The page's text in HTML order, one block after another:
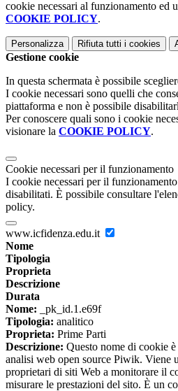
cookie necessari al funzionamento ed
COOKIE POLICY.
Personalizza Rifiuta tutti i cookies
Gestione cookie
In questa schermata è possibile
I cookie necessari sono quelli che
piattaforma e non è possibile
Per conoscere quali sono i cookie
visionare la COOKIE POLICY.
Cookie necessari per il funzionamento
I cookie necessari per il
disabilitati. È possibile consultare
policy.
www.icfidenza.edu.it
Nome
Tipologia
Proprieta
Descrizione
Durata
Nome: _pk_id.1.e69f
Tipologia: analitico
Proprieta: Prime Parti
Descrizione: Questo nome di cookie
analisi web open source Piwik. Viene
proprietari di siti Web a monitorare il
misurare le prestazioni del sito. È un